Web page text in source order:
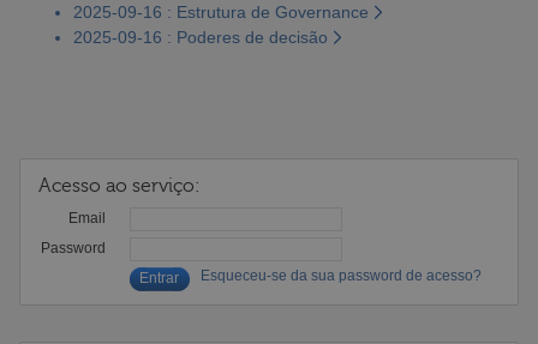
2025-09-16 : Estrutura de Governance
2025-09-16 : Poderes de decisão
Acesso ao serviço:
Email
Password
Esqueceu-se da sua password de acesso?